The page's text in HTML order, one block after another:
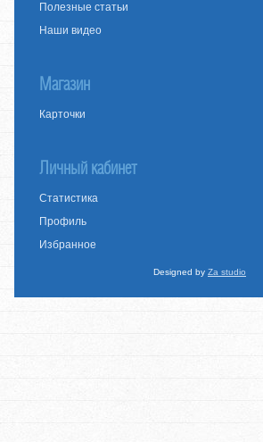
Полезные статьи
Наши видео
Магазин
Карточки
Личный кабинет
Статистика
Профиль
Избранное
Designed by Za studio